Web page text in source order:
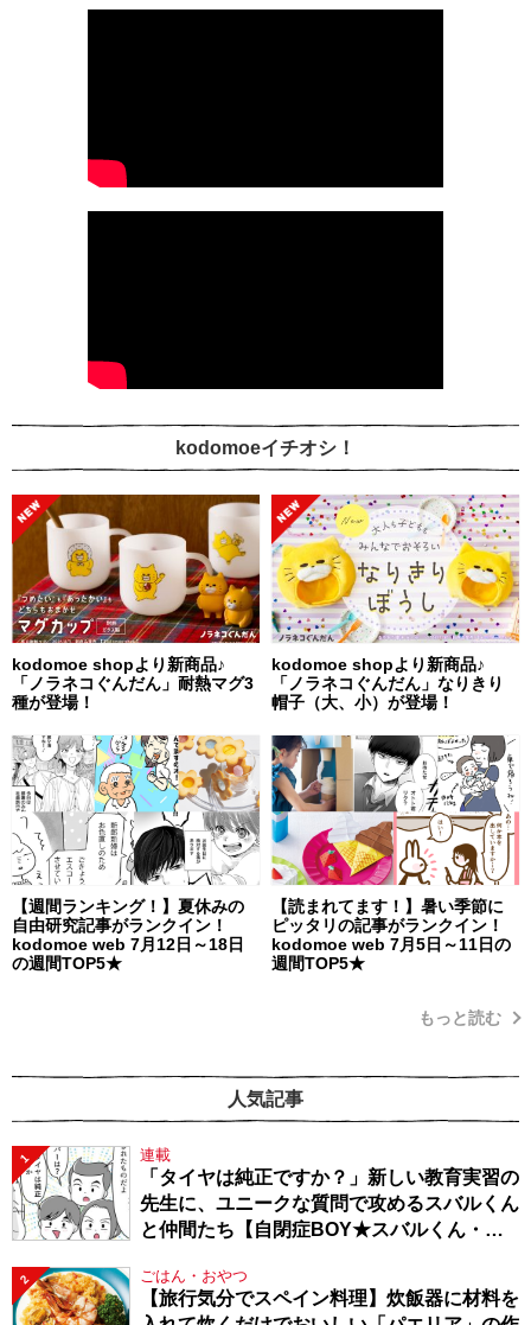
kodomoeイチオシ！
kodomoe shopより新商品♪
「ノラネコぐんだん」耐熱マグ3
種が登場！
kodomoe shopより新商品♪
「ノラネコぐんだん」なりきり
帽子（大、小）が登場！
【週間ランキング！】夏休みの
自由研究記事がランクイン！
kodomoe web 7月12日～18日
の週間TOP5★
【読まれてます！】暑い季節に
ピッタリの記事がランクイン！
kodomoe web 7月5日～11日の
週間TOP5★
もっと読む
人気記事
1 連載
「タイヤは純正ですか？」新しい教育実習の
先生に、ユニークな質問で攻めるスバルくん
と仲間たち【自閉症BOY★スバルくん・
2 ごはん・おやつ
【旅行気分でスペイン料理】炊飯器に材料を